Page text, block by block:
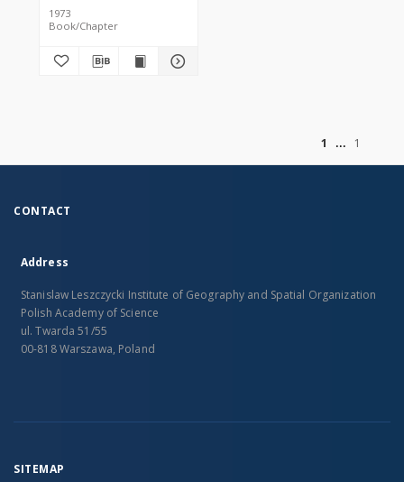
1973
Book/Chapter
1
1
CONTACT
Address
Stanislaw Leszczycki Institute of Geography and Spatial Organization
Polish Academy of Science
ul. Twarda 51/55
00-818 Warszawa, Poland
SITEMAP